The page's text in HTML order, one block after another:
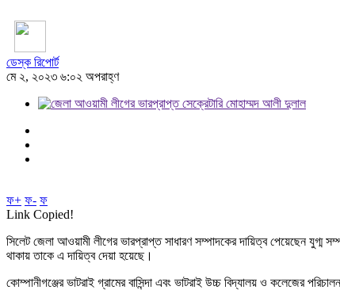
ডেস্ক রিপোর্ট
মে ২, ২০২৩ ৬:০২ অপরাহ্ণ
ফ+ ফ- ফ
Link Copied!
সিলেট জেলা আওয়ামী লীগের ভারপ্রাপ্ত সাধারণ সম্পাদকের দায়িত্ব পেয়েছেন যুগ্ম
থাকায় তাকে এ দায়িত্ব দেয়া হয়েছে।
কোম্পানীগঞ্জের ভাটরাই গ্রামের বাসিন্দা এবং ভাটরাই উচ্চ বিদ্যালয় ও কলেজের